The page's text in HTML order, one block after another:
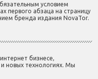
условием
первого абзаца на страницу
бренда издания NovaTor.
бизнесе,
новых технологиях. Мы